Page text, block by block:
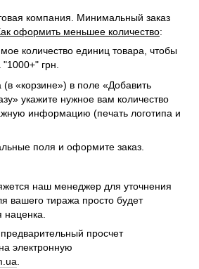
компания. Минимальный заказ
оформить меньшее количество:
количество единиц товара, чтобы
грн.
(в «корзине») в поле «Добавить
укажите нужное вам количество
информацию (печать логотипа и
поля и оформите заказ.
наш менеджер для уточнения
вашего тиража просто будет
просчет
электронную